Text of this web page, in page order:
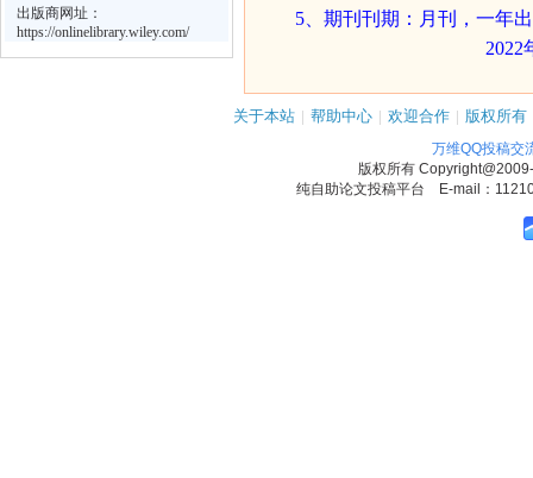
出版商网址：
https://onlinelibrary.wiley.com/
5 、期刊刊期：月刊，一年
2022
关于本站 | 帮助中心 | 欢迎合作 | 版权所有
万维QQ投稿交
版权所有
纯自助论文投稿平台 E-mail：